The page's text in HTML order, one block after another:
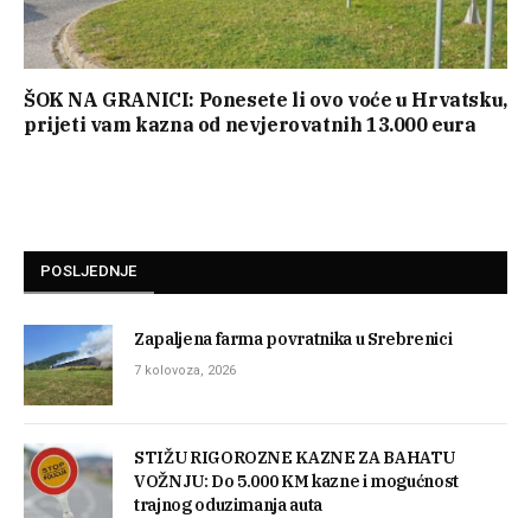
ŠOK NA GRANICI: Ponesete li ovo voće u Hrvatsku,
prijeti vam kazna od nevjerovatnih 13.000 eura
POSLJEDNJE
Zapaljena farma povratnika u Srebrenici
7 kolovoza, 2026
STIŽU RIGOROZNE KAZNE ZA BAHATU
VOŽNJU: Do 5.000 KM kazne i mogućnost
trajnog oduzimanja auta